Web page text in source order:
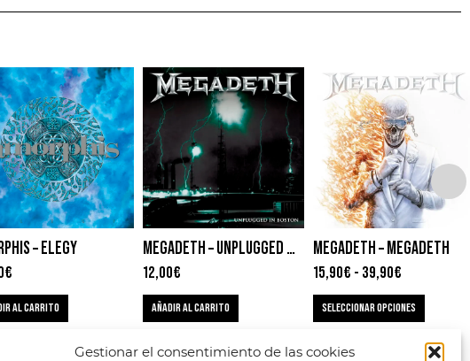
Gestionar el consentimiento de las cookies
– ELEGY
€
AL CARRITO
MEGADETH – UNPLUGGED IN BOSTON
12,00€
AÑADIR AL CARRITO
MEGADETH – MEGADETH
15,90€ - 39,90€
SELECCIONAR OPCIONES